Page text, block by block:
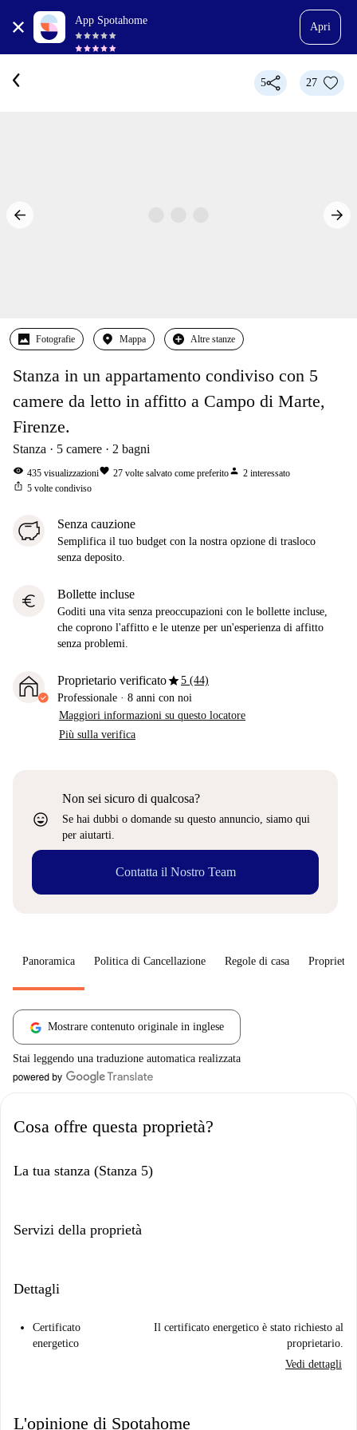
App Spotahome
Apri
5 27
Fotografie Mappa Altre stanze
Stanza in un appartamento condiviso con 5
camere da letto in affitto a Campo di Marte,
Firenze.
Stanza 5 camere 2 bagni
visibility 435 visualizzazionifavorite 27 volte salvato come preferitoperson 2 interessato
ios_share 5 volte condiviso
Senza cauzione
Semplifica il tuo budget con la nostra opzione di trasloco
senza deposito.
euro Bollette incluse
Goditi una vita senza preoccupazioni con le bollette incluse,
che coprono l'affitto e le utenze per un'esperienza di affitto
senza problemi.
Proprietario verificatostar5 (44)
Professionale · 8 anni con noi
Maggiori informazioni su questo locatore
Più sulla verifica
sentiment_very_satisfied
Non sei sicuro di qualcosa?
Se hai dubbi o domande su questo annuncio, siamo qui
per aiutarti.
Contatta il Nostro Team
Panoramica Politica di Cancellazione Regole di casa
Mostrare contenuto originale in inglese
Stai leggendo una traduzione automatica realizzata
Cosa offre questa proprietà?
La tua stanza (Stanza 5)
Servizi della proprietà
Dettagli
Certificato
energetico
Il certificato energetico è stato richiesto al
proprietario.
Vedi dettagli
L'opinione di Spotahome